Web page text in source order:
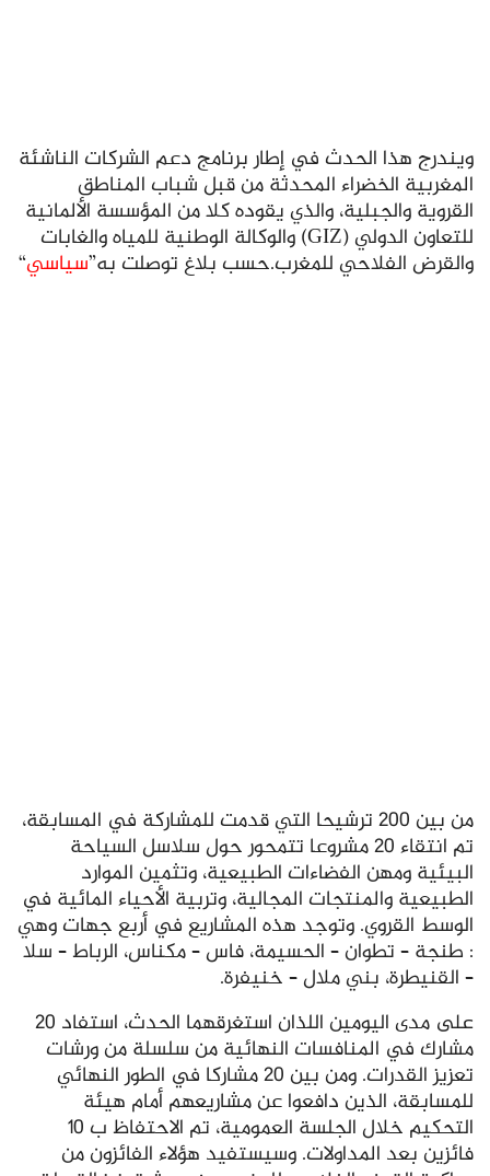
ويندرج هذا الحدث في إطار برنامج دعم الشركات الناشئة
المغربية الخضراء المحدثة من قبل شباب المناطق
القروية والجبلية، والذي يقوده كلا من المؤسسة الألمانية
للتعاون الدولي (GIZ) والوكالة الوطنية للمياه والغابات
والقرض الفلاحي للمغرب.حسب بلاغ توصلت به”سياسي“
من بين 200 ترشيحا التي قدمت للمشاركة في المسابقة،
تم انتقاء 20 مشروعا تتمحور حول سلاسل السياحة
البيئية ومهن الفضاءات الطبيعية، وتثمين الموارد
الطبيعية والمنتجات المجالية، وتربية الأحياء المائية في
الوسط القروي. وتوجد هذه المشاريع في أربع جهات وهي
: طنجة – تطوان – الحسيمة، فاس – مكناس، الرباط – سلا
– القنيطرة، بني ملال – خنيفرة.
على مدى اليومين اللذان استغرقهما الحدث، استفاد 20
مشارك في المنافسات النهائية من سلسلة من ورشات
تعزيز القدرات. ومن بين 20 مشاركا في الطور النهائي
للمسابقة، الذين دافعوا عن مشاريعهم أمام هيئة
التحكيم خلال الجلسة العمومية، تم الاحتفاظ ب 10
فائزين بعد المداولات. وسيستفيد هؤلاء الفائزون من